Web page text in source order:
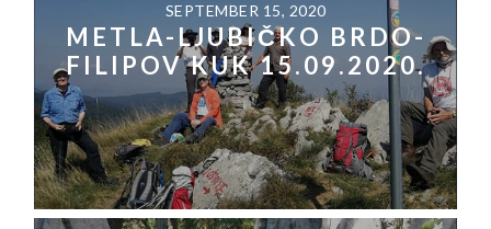
SEPTEMBER 15, 2020
METLA-LJUBIČKO BRDO-
FILIPOV KUK 15.09.2020.